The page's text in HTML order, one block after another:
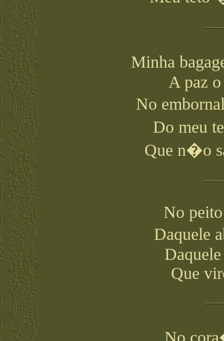
Minha
A paz
No
Do meu
Que n�o
No
Daquele
Que
No